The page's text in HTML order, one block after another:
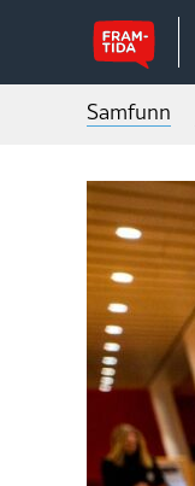
Samfunn